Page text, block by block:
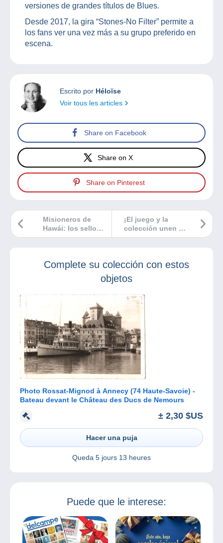
versiones de grandes títulos de Blues.
Desde 2017, la gira “Stones-No Filter” permite a
los fans ver una vez más a su grupo preferido en
escena.
Escrito por Héloïse
Voir tous les articles
Share on Facebook
Share on X
Share on Pinterest
¡El juego y la
colección unen a
todas las
Misioneros de
Hawái: los sellos
que incitan al
Complete su colección con estos
objetos
Photo Rossat-Mignod à Annecy (74 Haute-Savoie) -
Bateau devant le Château des Ducs de Nemours
± 2,30 $US
Hacer una puja
Queda 5 jours 13 heures
Puede que le interese: